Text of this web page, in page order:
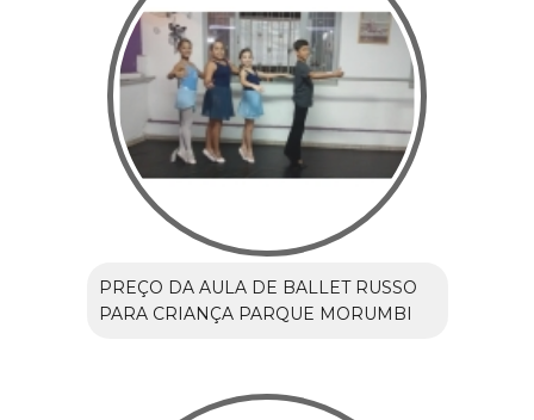
PREÇO DA AULA DE BALLET RUSSO
PARA CRIANÇA PARQUE MORUMBI